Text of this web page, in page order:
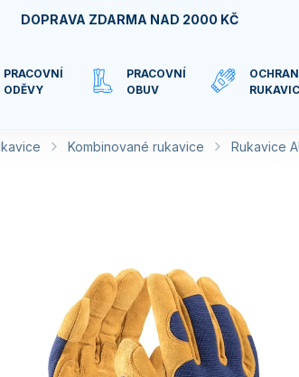
DOPRAVA ZDARMA NAD 2000 KČ
PRACOVNÍ
ODĚVY
PRACOVNÍ
OBUV
Kombinované rukavice Rukavice